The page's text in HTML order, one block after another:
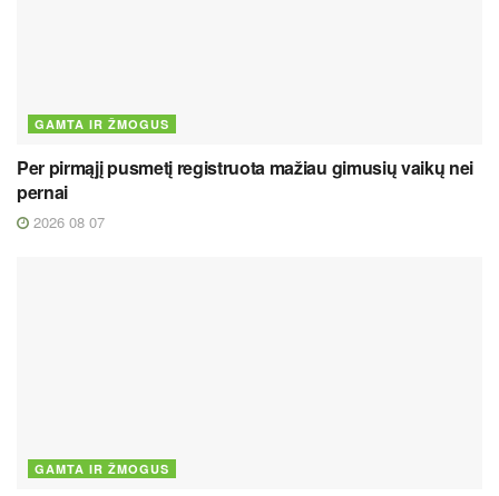
GAMTA IR ŽMOGUS
Per pirmąjį pusmetį registruota mažiau gimusių vaikų nei
pernai
2026 08 07
GAMTA IR ŽMOGUS